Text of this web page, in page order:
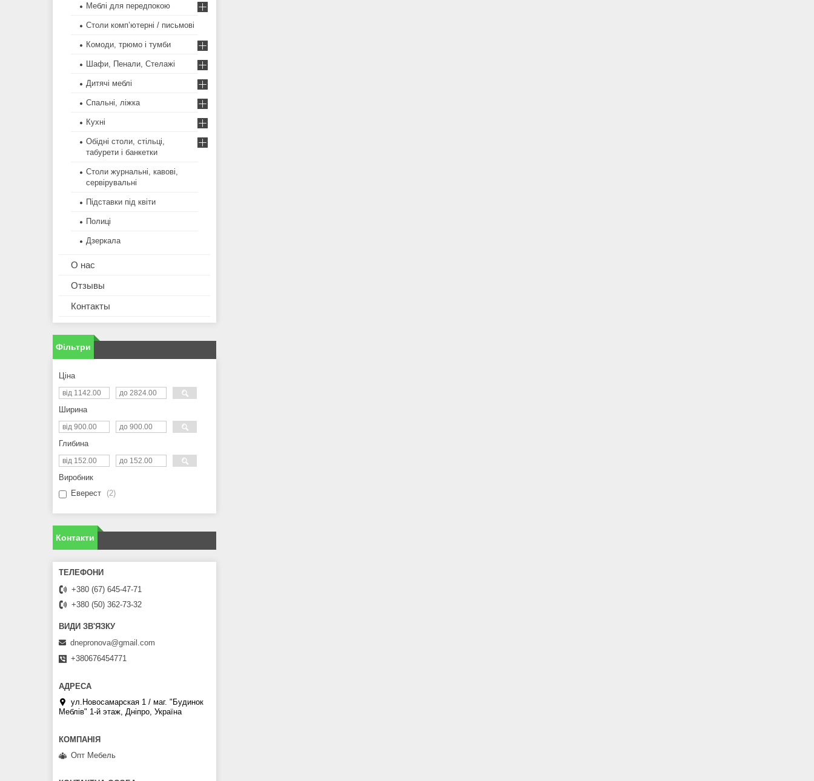
Меблi для передпокою
Столи комп’ютерні / письмові
Комоди, трюмо і тумби
Шафи, Пенали, Стелажі
Дитячі меблі
Спальні, ліжка
Кухні
Обідні столи, стільці,
табурети і банкетки
Столи журнальні, кавові,
сервірувальні
Підставки під квіти
Полиці
Дзеркала
О нас
Отзывы
Контакты
Фільтри
Ціна
Ширина
Глибина
Виробник
Еверест
2
Контакти
+380 (67) 645-47-71
+380 (50) 362-73-32
dnepronova@gmail.com
+380676454771
ул.Новосамарская 1 / маг. "Будинок
Меблiв" 1-й этаж, Дніпро, Україна
Опт Мебель